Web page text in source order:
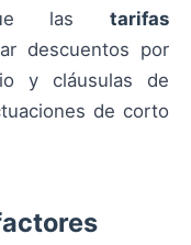
que las tarifas
descuentos por
y cláusulas de
de corto